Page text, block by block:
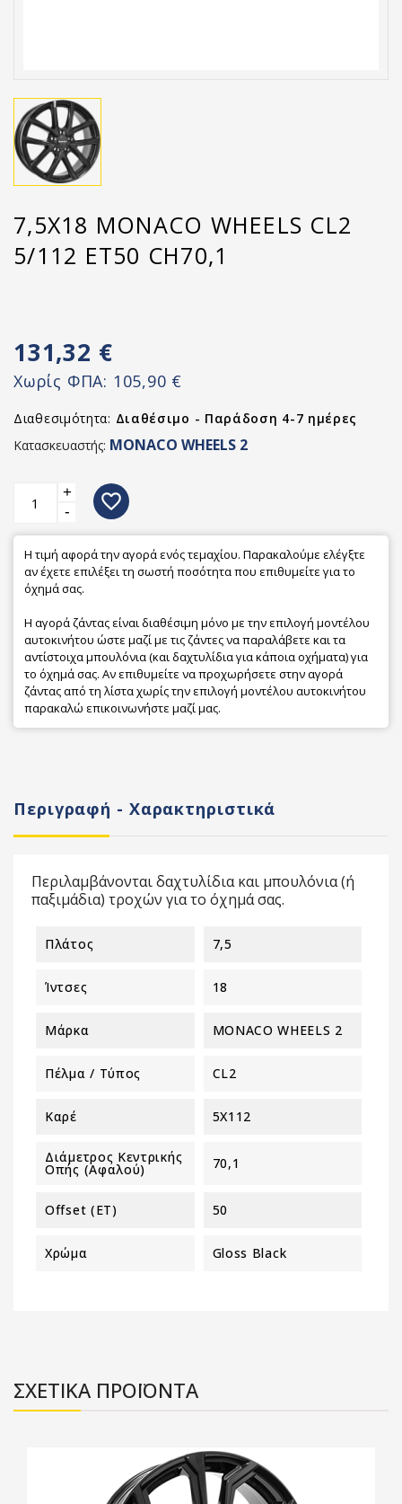
7,5X18 MONACO WHEELS CL2
5/112 ET50 CH70,1
131,32 €
Χωρίς ΦΠΑ: 105,90 €
Διαθεσιμότητα: Διαθέσιμο - Παράδοση 4-7 ημέρες
Κατασκευαστής: MONACO WHEELS 2
+
-
favorite_border
Η τιμή αφορά την αγορά ενός τεμαχίου. Παρακαλούμε ελέγξτε
αν έχετε επιλέξει τη σωστή ποσότητα που επιθυμείτε για το
όχημά σας.
Η αγορά ζάντας είναι διαθέσιμη μόνο με την επιλογή μοντέλου
αυτοκινήτου ώστε μαζί με τις ζάντες να παραλάβετε και τα
αντίστοιχα μπουλόνια (και δαχτυλίδια για κάποια οχήματα) για
το όχημά σας. Αν επιθυμείτε να προχωρήσετε στην αγορά
ζάντας από τη λίστα χωρίς την επιλογή μοντέλου αυτοκινήτου
παρακαλώ επικοινωνήστε μαζί μας.
Περιγραφή - Χαρακτηριστικά
Περιλαμβάνονται δαχτυλίδια και μπουλόνια (ή
παξιμάδια) τροχών για το όχημά σας.
Πλάτος 7,5
Ίντσες 18
Μάρκα MONACO WHEELS 2
Πέλμα / Τύπος CL2
Καρέ 5X112
Διάμετρος Κεντρικής
Οπής (αφαλού) 70,1
Offset (ET) 50
Χρώμα Gloss Black
ΣΧΕΤΙΚΑ ΠΡΟΪΟΝΤΑ